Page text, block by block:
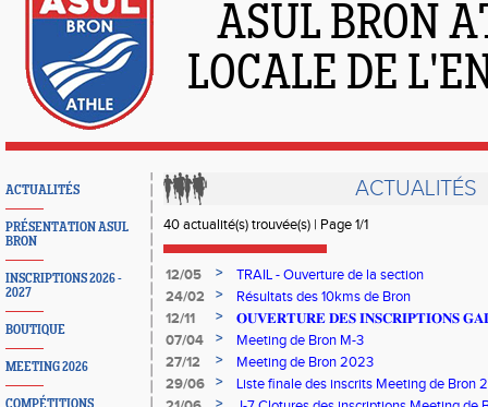
ASUL BRON
LOCALE DE
ACTUALITÉS
PRÉSENTATION ASUL
BRON
INSCRIPTIONS 2026 -
2027
BOUTIQUE
MEETING 2026
ACTUALITÉS
40 actualité(s) trouvée(s) | Page 1/1
12/05 >
TRAIL - Ouverture de la section
24/02
>
Résultats des 10kms de Bron
12/11
>
𝐎𝐔𝐕𝐄𝐑𝐓𝐔𝐑𝐄 𝐃𝐄𝐒 𝐈𝐍𝐒𝐂𝐑𝐈𝐏𝐓𝐈𝐎𝐍𝐒
07/04
>
Meeting de Bron M-3
27/12
>
Meeting de Bron 2023
29/06
>
Liste finale des inscrits Meeting de Bron